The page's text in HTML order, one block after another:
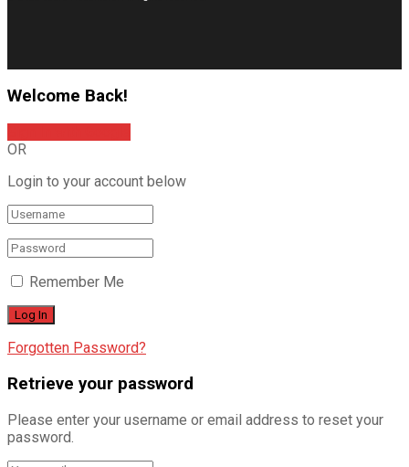
Welcome Back!
OR
Login to your account below
Remember Me
Forgotten Password?
Retrieve your password
Please enter your username or email address to reset your
password.